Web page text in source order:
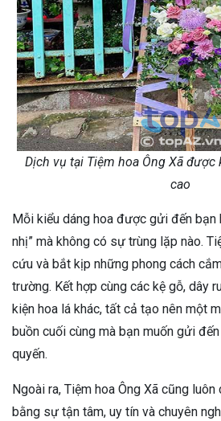
Dịch vụ tại Tiệm hoa Ông Xã được
cao
Mỗi kiểu dáng hoa được gửi đến bạn
nhị” mà không có sự trùng lặp nào.
cứu và bắt kịp những phong cách
trường. Kết hợp cùng các kệ gỗ, dây
kiện hoa lá khác, tất cả tạo nên một
buồn cuối cùng mà bạn muốn gửi
quyến.
Ngoài ra, Tiệm hoa Ông Xã cũng
bằng sự tận tâm, uy tín và chuyên